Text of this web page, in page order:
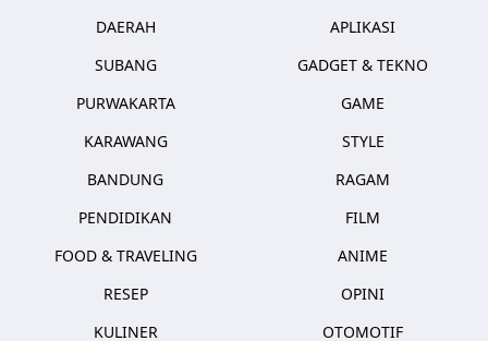
DAERAH
SUBANG
PURWAKARTA
KARAWANG
BANDUNG
PENDIDIKAN
FOOD & TRAVELING
RESEP
KULINER
APLIKASI
GADGET & TEKNO
GAME
STYLE
RAGAM
FILM
ANIME
OPINI
OTOMOTIF